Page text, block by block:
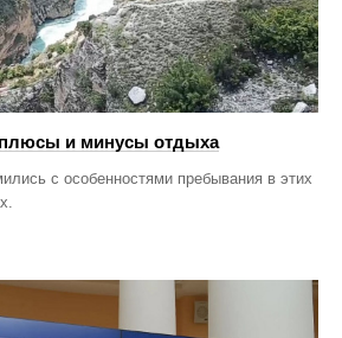
плюсы и минусы отдыха
с особенностями пребывания в этих